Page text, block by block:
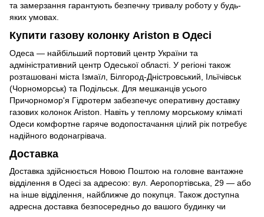
та замерзання гарантують безпечну тривалу роботу у будь-
яких умовах.
Купити газову колонку Ariston в Одесі
Одеса — найбільший портовий центр України та
адміністративний центр Одеської області. У регіоні також
розташовані міста Ізмаїл, Білгород-Дністровський, Ільїчівськ
(Чорноморськ) та Подільськ. Для мешканців усього
Причорномор'я Гідротерм забезпечує оперативну доставку
газових колонок Ariston. Навіть у теплому морському кліматі
Одеси комфортне гаряче водопостачання цілий рік потребує
надійного водонагрівача.
Доставка
Доставка здійснюється Новою Поштою на головне вантажне
відділення в Одесі за адресою: вул. Аеропортівська, 29 — або
на інше відділення, найближче до покупця. Також доступна
адресна доставка безпосередньо до вашого будинку чи